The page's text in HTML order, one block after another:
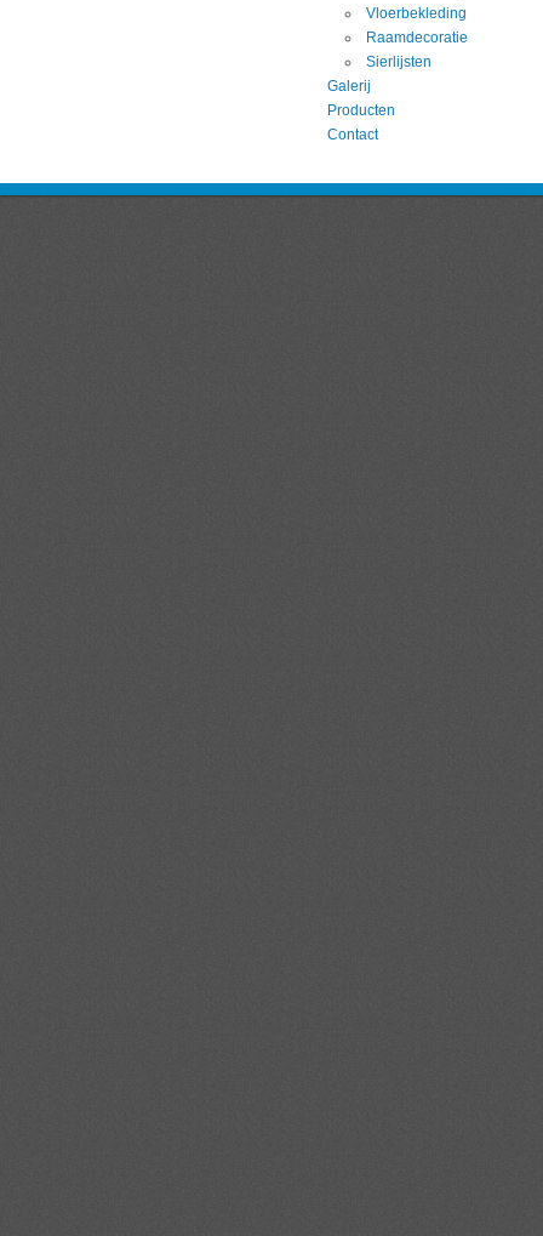
Vloerbekleding
Raamdecoratie
Sierlijsten
Galerij
Producten
Contact